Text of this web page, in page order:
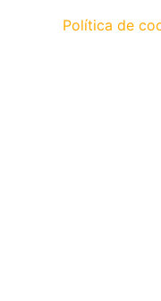
Política de